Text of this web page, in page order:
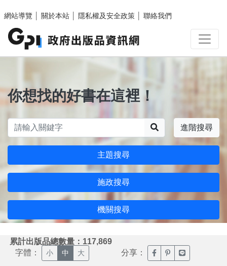
網站導覽
關於本站 隱私權及安全政策 聯絡我們
你想找的好書在這裡！
進階搜尋
主題搜尋
施政搜尋
機關搜尋
累計出版品總數量：117,869
字體： 小 中 大 分享： 臉書分享(另開新視窗)
噗浪分享(另開新
Line分享(另